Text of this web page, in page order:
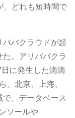
、どれも短時間で
バクラウドが起
。アリババクラ
に発生した滴滴
、北京、上海、
、データベース
ソールや